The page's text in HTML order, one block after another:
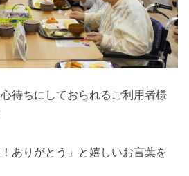
待ちにしておられるご利用者様
ありがとう」と嬉しいお言葉を